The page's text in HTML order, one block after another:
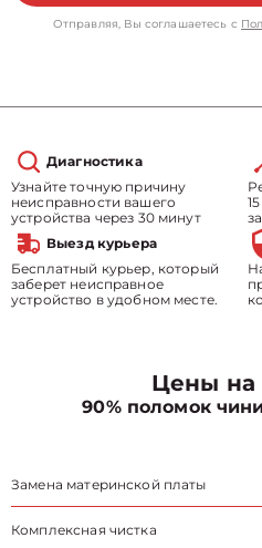
Отправляя, Вы соглашаетесь с
Диагностика
Узнайте точную причину
неисправности вашего
устройства через 30 минут
Выезд курьера
Бесплатный курьер, который
заберет неисправное
устройство в удобном месте.
Цены на
90% поломок
Замена материнской платы
Комплексная чистка